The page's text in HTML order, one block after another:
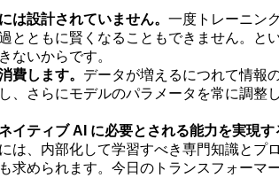
は設計されていません。 一度トレーニン
とともに賢くなることもできません。と
ないからです。
費します。 データが増えるにつれて情報
、さらにモデルのパラメータを常に調整
イティブ AI に必要とされる能力を実現
は、内部化して学習すべき専門知識とプ
求められます。今日のトランスフォーマ